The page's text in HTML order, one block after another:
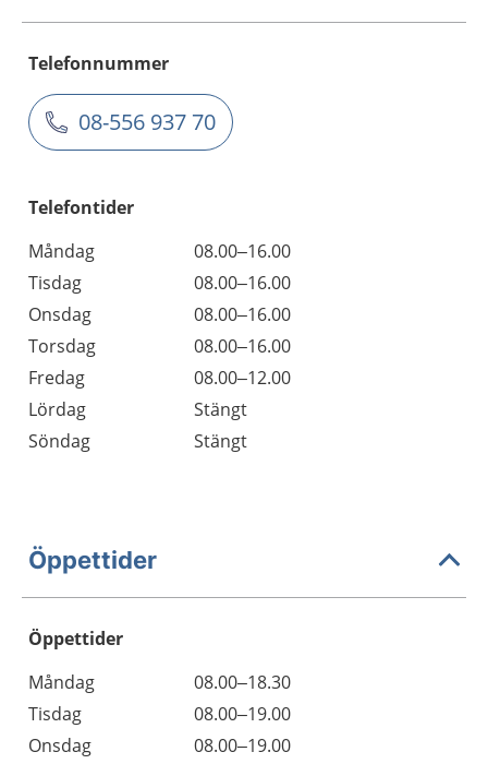
Telefonnummer
08-556 937 70
Telefontider
Måndag
08.00–16.00
Tisdag
08.00–16.00
Onsdag
08.00–16.00
Torsdag
08.00–16.00
Fredag
08.00–12.00
Lördag
Stängt
Söndag
Stängt
Öppettider
Öppettider
Dag
Öppettider
Kommentarer
Måndag
08.00–18.30
Tisdag
08.00–19.00
Onsdag
08.00–19.00